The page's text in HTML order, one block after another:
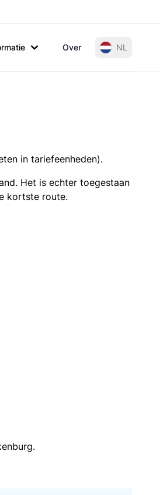
Over NL
in tariefeenheden).
Het is echter toegestaan
kortste route.